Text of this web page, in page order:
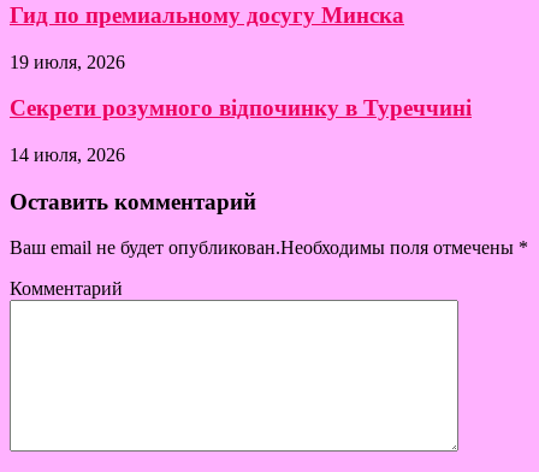
Гид по премиальному досугу Минска
19 июля, 2026
Секрети розумного відпочинку в Туреччині
14 июля, 2026
Оставить комментарий
Ваш email не будет опубликован.Необходимы поля отмечены *
Комментарий